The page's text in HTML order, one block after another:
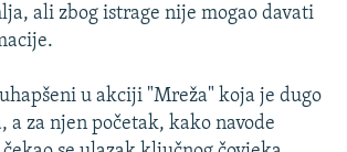
JUGOSLAVIJE
ali zbog istrage nije mogao davati
u akciji "Mreža" koja je dugo
a za njen početak, kako navode